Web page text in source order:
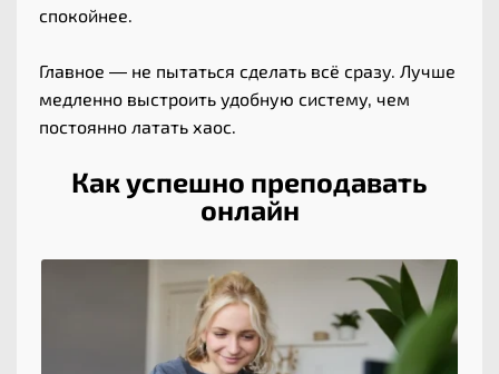
спокойнее.
Главное — не пытаться сделать всё сразу. Лучше
медленно выстроить удобную систему, чем
постоянно латать хаос.
Как успешно преподавать
онлайн